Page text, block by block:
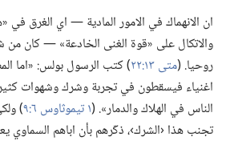
ان الانهماك في الامور المادية —‏ اي الغرق في
والاتكال على «قوة الغنى الخادعة» —‏ كان
روحيا.‏ (‏متى ١٣:‏٢٢
‏)‏ كتب الرسول بولس:‏ «اما
اغنياء فيسقطون في تجربة وشرك وشهوات
الناس في الهلاك والدمار».‏ (‏١ تيموثاوس ٦:‏٩
‏)‏
تجنب هذا ‹الشرك›،‏ ذكّرهم بأن اباهم السماوي